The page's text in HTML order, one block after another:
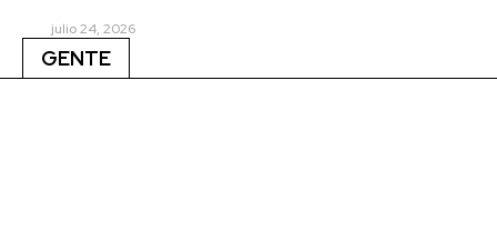
julio 24, 2026
GENTE